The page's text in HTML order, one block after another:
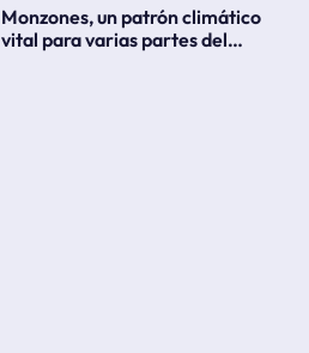
Monzones, un patrón climático
vital para varias partes del